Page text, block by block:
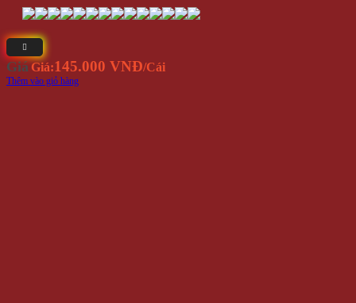
Giá Giá:145.000 VNĐ/Cái
Thêm vào giỏ hàng